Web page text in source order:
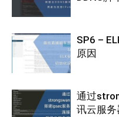
SP6 –
原因
通过
讯云服